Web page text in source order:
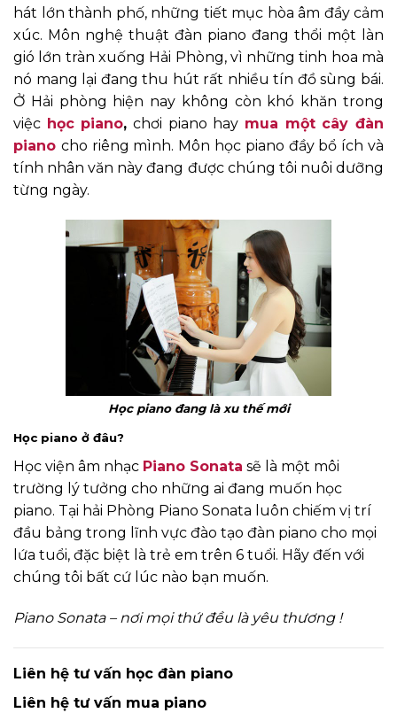
hát lớn thành phố, những tiết mục hòa âm đầy cảm
xúc. Môn nghệ thuật đàn piano đang thổi một làn
gió lớn tràn xuống Hải Phòng, vì những tinh hoa mà
nó mang lại đang thu hút rất nhiều tín đồ sùng bái.
Ở Hải phòng hiện nay không còn khó khăn trong
việc học piano, chơi piano hay mua một cây đàn
piano cho riêng mình. Môn học piano đầy bổ ích và
tính nhân văn này đang được chúng tôi nuôi dưỡng
từng ngày.
Học piano đang là xu thế mới
Học piano ở đâu?
Học viện âm nhạc Piano Sonata sẽ là một môi
trường lý tưởng cho những ai đang muốn học
piano. Tại hải Phòng Piano Sonata luôn chiếm vị trí
đầu bảng trong lĩnh vực đào tạo đàn piano cho mọi
lứa tuổi, đặc biệt là trẻ em trên 6 tuổi. Hãy đến với
chúng tôi bất cứ lúc nào bạn muốn.
Piano Sonata – nơi mọi thứ đều là yêu thương !
Liên hệ tư vấn học đàn piano
Liên hệ tư vấn mua piano